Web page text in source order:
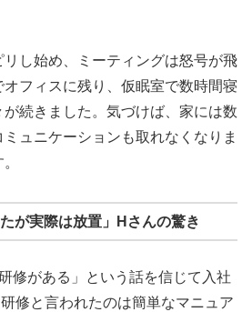
リし始め、ミーティングは怒号が飛
フィスに残り、仮眠室で数時間寝
続きました。気づけば、家には数
ュニケーションも取れなくなりま
が実際は放置」Hさんの驚き
修がある」という話を信じて入社
修と言われたのは簡単なマニュア